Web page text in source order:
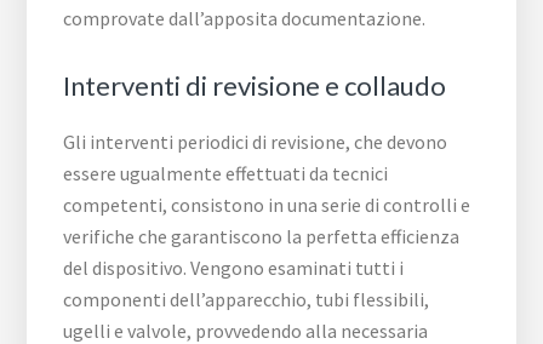
comprovate dall’apposita documentazione.
Interventi di revisione e collaudo
Gli interventi periodici di revisione, che devono
essere ugualmente effettuati da tecnici
competenti, consistono in una serie di controlli e
verifiche che garantiscono la perfetta efficienza
del dispositivo. Vengono esaminati tutti i
componenti dell’apparecchio, tubi flessibili,
ugelli e valvole, provvedendo alla necessaria